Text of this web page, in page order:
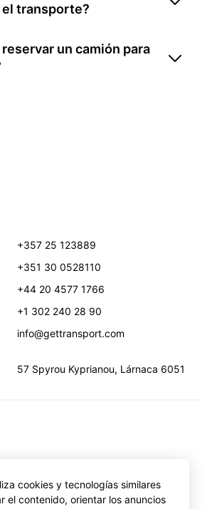
transporte?
un camión para
+357 25 123889
+351 30 0528110
+44 20 4577 1766
+1 302 240 28 90
info@gettransport.com
57 Spyrou Kyprianou, Lárnaca 6051
cookies y tecnologías similares
el contenido, orientar los anuncios